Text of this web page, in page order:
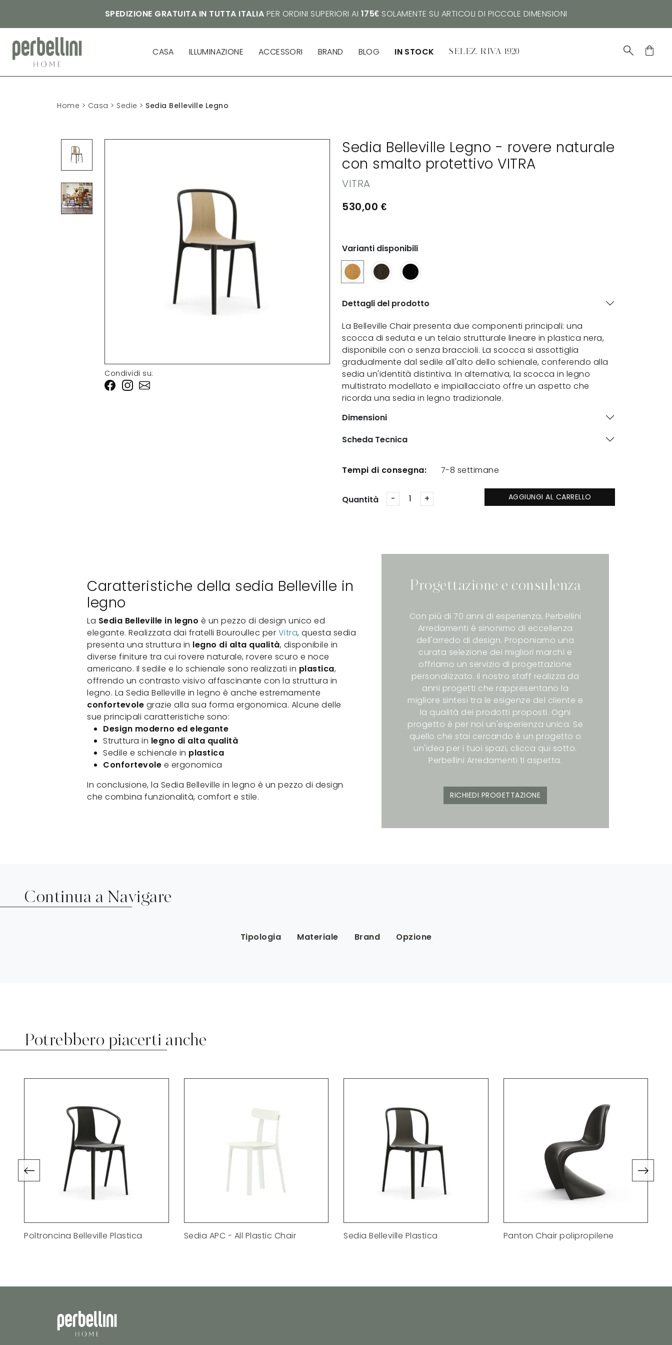
SPEDIZIONE GRATUITA IN TUTTA ITALIA PER ORDINI SUPERIORI AI 175€ SOLAMENTE SU ARTICOLI DI PICCOLE DIMENSIONI
CASA ILLUMINAZIONE ACCESSORI BRAND BLOG IN STOCK SELEZ. RIVA 1920
Home > Casa > Sedie > Sedia Belleville Legno
Caratteristiche della sedia Belleville in
legno
La Sedia Belleville in legno è un pezzo di design unico ed
elegante. Realizzata dai fratelli Bouroullec per Vitra, questa sedia
presenta una struttura in legno di alta qualità, disponibile in
diverse finiture tra cui rovere naturale, rovere scuro e noce
americano. Il sedile e lo schienale sono realizzati in plastica,
offrendo un contrasto visivo affascinante con la struttura in
legno. La Sedia Belleville in legno è anche estremamente
confortevole grazie alla sua forma ergonomica. Alcune delle
sue principali caratteristiche sono:
Design moderno ed elegante
Struttura in legno di alta qualità
Sedile e schienale in plastica
Confortevole e ergonomica
In conclusione, la Sedia Belleville in legno è un pezzo di design
che combina funzionalità, comfort e stile.
Progettazione e consulenza
Con più di 70 anni di esperienza, Perbellini
Arredamenti è sinonimo di eccellenza
dell'arredo di design. Proponiamo una
curata selezione dei migliori marchi e
offriamo un servizio di progettazione
personalizzato. Il nostro staff realizza da
anni progetti che rappresentano la
migliore sintesi tra le esigenze del cliente e
la qualità dei prodotti proposti. Ogni
progetto è per noi un'esperienza unica. Se
quello che stai cercando è un progetto o
un'idea per i tuoi spazi, clicca qui sotto.
Perbellini Arredamenti ti aspetta.
RICHIEDI PROGETTAZIONE
Condividi su:
Sedia Belleville Legno - rovere naturale
con smalto protettivo VITRA
VITRA
530,00 €
Varianti disponibili
Dettagli del prodotto
La Belleville Chair presenta due componenti principali: una
scocca di seduta e un telaio strutturale lineare in plastica nera,
disponibile con o senza braccioli. La scocca si assottiglia
gradualmente dal sedile all'alto dello schienale, conferendo alla
sedia un'identità distintiva. In alternativa, la scocca in legno
multistrato modellato e impiallacciato offre un aspetto che
ricorda una sedia in legno tradizionale.
Dimensioni
Scheda Tecnica
Tempi di consegna: 7-8 settimane
Quantità AGGIUNGI AL CARRELLO
Continua a Navigare
Tipologia Materiale Brand Opzione
Potrebbero piacerti anche
Poltroncina Belleville Plastica Sedia APC - All Plastic Chair Sedia Belleville Plastica Panton Chair polipropilene